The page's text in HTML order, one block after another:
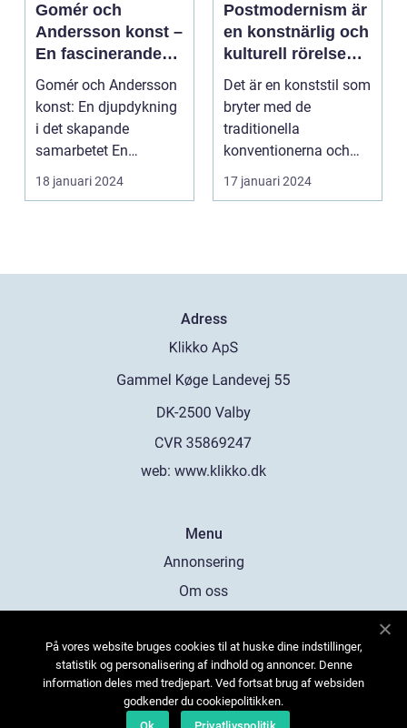
Gomér och
Andersson konst –
En fascinerande
utforskning av det
kreativa
samarbetet
Gomér och Andersson
konst: En djupdykning
i det skapande
samarbetet En
övergripande, grundlig
över...
18 januari 2024
Postmodernism är
en konstnärlig och
kulturell rörelse
som började ta
form under 1960-
talet och fortsatte
att växa i
de kommande
årtiondena
Det är en konststil som
bryter med de
traditionella
konventionerna och
utmanar den
etablerade normen...
17 januari 2024
Adress
web: www.klikko.dk
Menu
Annonsering
Om oss
Kontakta oss
Sitemap
På vores website bruges cookies til at huske dine indstillinger,
statistik og personalisering af indhold og annoncer. Denne
information deles med tredjepart. Ved fortsat brug af websiden
godkender du cookiepolitikken.